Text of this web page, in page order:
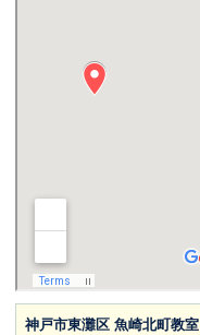
神戸市東灘区 魚崎北町教室